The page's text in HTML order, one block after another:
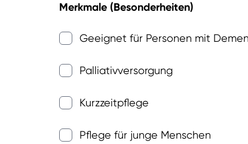
Merkmale (Besonderheiten)
Geeignet für Personen mit
Palliativversorgung
Kurzzeitpflege
Pflege für junge Menschen